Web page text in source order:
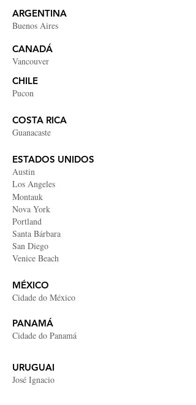
ARGENTINA
Buenos Aires
CANADÁ
Vancouver
CHILE
Pucon
COSTA RICA
Guanacaste
ESTADOS UNIDOS
Austin
Los Angeles
Montauk
Nova York
Portland
Santa Bárbara
San Diego
Venice Beach
​MÉXICO
Cidade do México
PANAMÁ
Cidade do Panamá
URUGUAI
José Ignacio